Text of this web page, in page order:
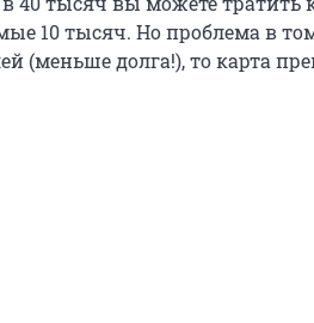
10 тысяч. Но проблема в
(меньше долга!), то карта